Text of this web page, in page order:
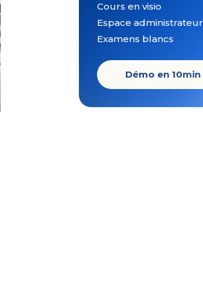
Cours en visio
Espace administrateur
Examens blancs
Démo en 10min